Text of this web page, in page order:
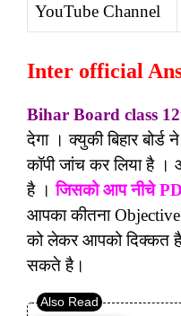
YouTube Channel
Inter official
Bihar Board class
देगा । क्युकी बिहार
कॉपी जांच कर लिया है ।
है ।जिसको आप नीचे
आपका कीतना
को लेकर आपको दिक्कत है
सकते है।